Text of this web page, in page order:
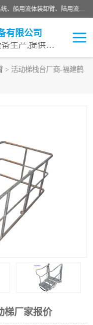
连云港深达石化装备有限公司是从事定量装车系统、船用流体装卸臂、陆用流体装卸臂（鹤管）、活动梯、钢构平台等全系列流体装卸设备的设计、制造、销售以及服务的专业供应商。公司始终以客户为中心，密切跟踪国内外油气储运及装卸设备先进技术的发展，以先进的技术、优质的产品、一流的服务，满足客户需求。
有限公司
专业从事流体装卸设备生产,提供全面解决方案，生产与定制服务
> 活动梯栈台厂商-福建鹤
梯厂家报价
臂
车鹤管